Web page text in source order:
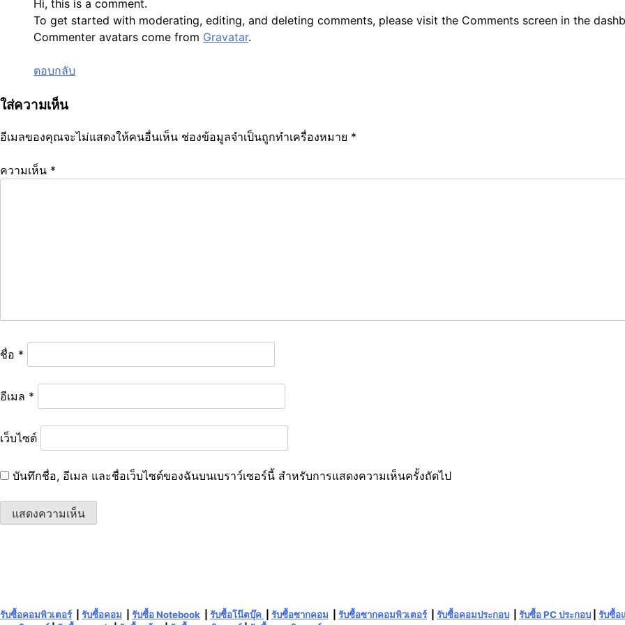
Hi, this is a comment.
To get started with moderating, editing, and deleting comments, please visit the Comments screen in the
Commenter avatars come from Gravatar.
ตอบกลับ
ใส่ความเห็น
อีเมลของคุณจะไม่แสดงให้คนอื่นเห็น ช่องข้อมูลจำเป็นถูกทำเครื่องหมาย *
ความเห็น *
ชื่อ *
อีเมล *
เว็บไซต์
บันทึกชื่อ, อีเมล และชื่อเว็บไซต์ของฉันบนเบราว์เซอร์นี้ สำหรับการแสดงความเห็นครั้งถัดไป
รับซื้อคอมพิวเตอร์| รับซื้อคอม รับซื้อ Notebook รับซื้อโน๊ตบุ๊ค รับซื้อซากคอม รับซื้อซากคอมพิวเตอร์| รับซื้อคอมประกอบ รับซื้อ PC ประกอบ รับซื้อ